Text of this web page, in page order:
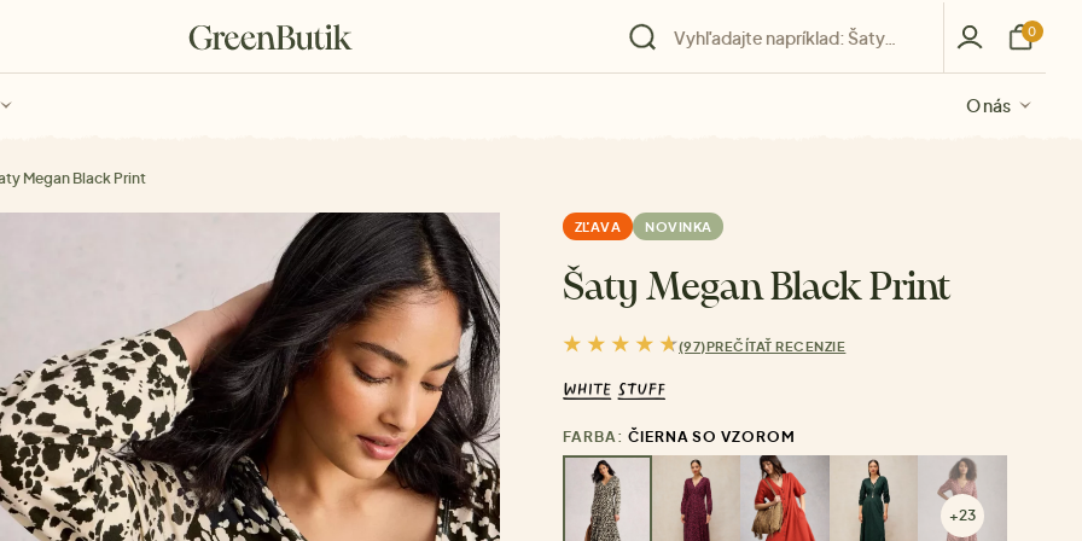
O nás
O nás
O nás
O nás
O nás
0
Megan Black Print
ZĽAVA NOVINKA
Šaty Megan Black Print
(97)PREČÍTAŤ RECENZIE
FARBA: ČIERNA SO VZOROM
+23